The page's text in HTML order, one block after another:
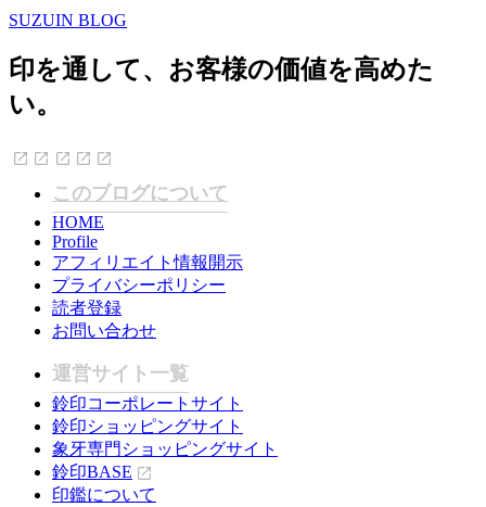
SUZUIN BLOG
印を通して、お客様の価値を高めた
い。
このブログについて
HOME
Profile
アフィリエイト情報開示
プライバシーポリシー
読者登録
お問い合わせ
運営サイト一覧
鈴印コーポレートサイト
鈴印ショッピングサイト
象牙専門ショッピングサイト
鈴印BASE
印鑑について